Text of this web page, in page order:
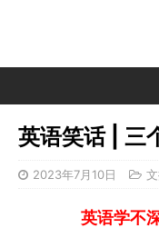
英语笑话 | 三
2023年7月10日
英语学不